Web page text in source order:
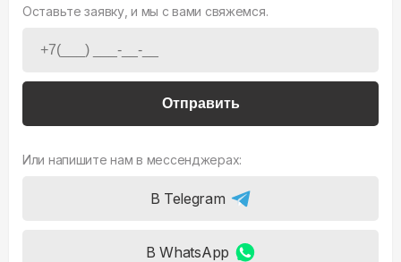
Оставьте заявку, и мы с вами свяжемся.
Отправить
Или напишите нам в мессенджерах:
В Telegram
В WhatsApp